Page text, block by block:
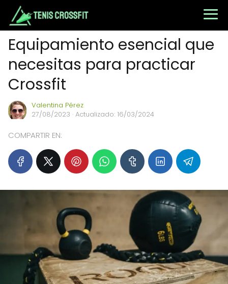
Equipamiento esencial que
necesitas para practicar
Crossfit
Valentina Pérez
27/08/2023 · Actualizado: 16/03/2024
COMPARTIR EN: